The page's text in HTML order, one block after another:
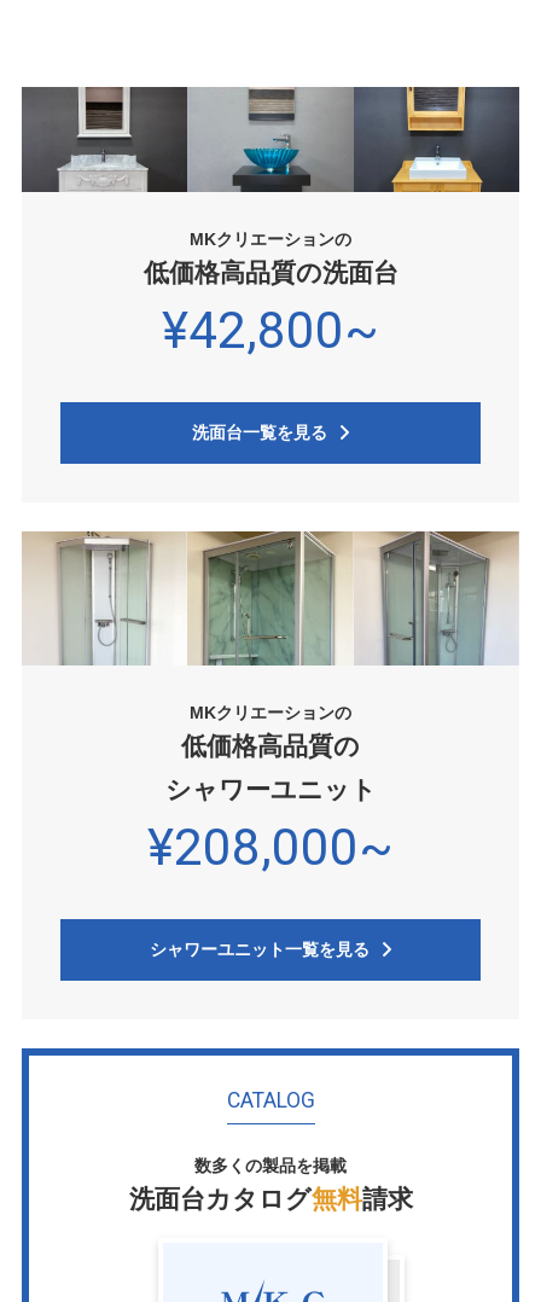
MKクリエーションの
低価格高品質の洗面台
¥42,800~
洗面台一覧を見る
MKクリエーションの
低価格高品質の
シャワーユニット
¥208,000~
シャワーユニット一覧を見る
CATALOG
数多くの製品を掲載
洗面台カタログ無料請求